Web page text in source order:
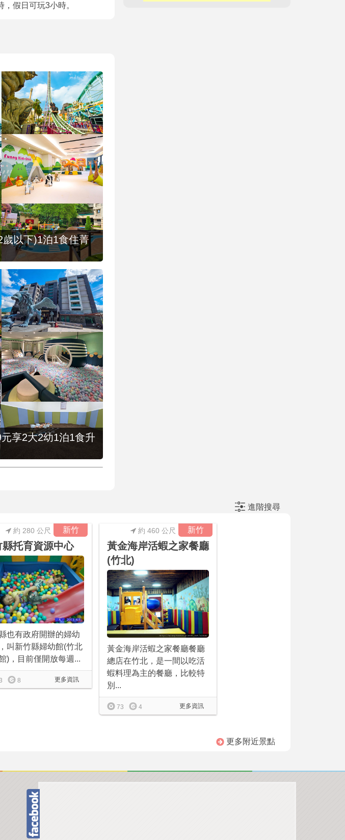
假日可玩3小時。
以下)1泊1食住菁
享2大2幼1泊1食升
進階搜尋
新竹
約 280 公尺
縣托育資源中心
也有政府開辦的婦幼
叫新竹縣婦幼館(竹北
)，目前僅開放每週...
更多資訊
8
新竹
約 460 公尺
黃金海岸活蝦之家餐廳
(竹北)
黃金海岸活蝦之家餐廳餐廳
總店在竹北，是一間以吃活
蝦料理為主的餐廳，比較特
別...
更多資訊
73 4
更多附近景點